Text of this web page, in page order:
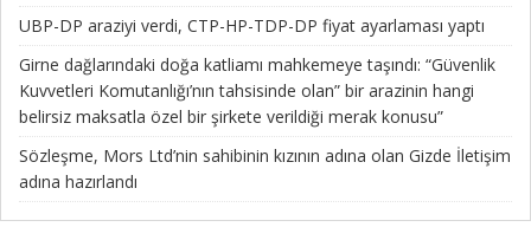
UBP-DP araziyi verdi, CTP-HP-TDP-DP fiyat ayarlaması yaptı
Girne dağlarındaki doğa katliamı mahkemeye taşındı: “Güvenlik
Kuvvetleri Komutanlığı’nın tahsisinde olan” bir arazinin hangi
belirsiz maksatla özel bir şirkete verildiği merak konusu”
Sözleşme, Mors Ltd’nin sahibinin kızının adına olan Gizde İletişim
adına hazırlandı